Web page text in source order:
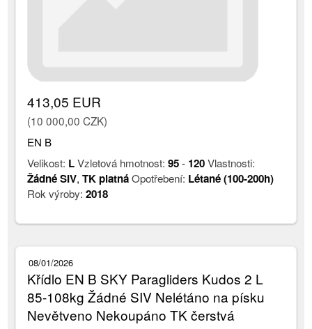
413,05 EUR
(10 000,00 CZK)
EN B
Velikost: LVzletová hmotnost:95- 120Vlastnosti:
Žádné SIV,TK platnáOpotřebení: Létané (100-200h)
Rok výroby:2018
08/01/2026
Křídlo EN B SKY Paragliders Kudos 2 L
85-108kg Žádné SIV Nelétáno na písku
Nevětveno Nekoupáno TK čerstvá